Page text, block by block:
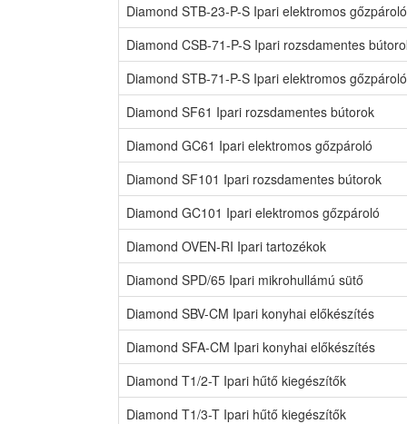
Diamond STB-23-P-S Ipari elektromos gőzpároló
Diamond CSB-71-P-S Ipari rozsdamentes
Diamond STB-71-P-S Ipari elektromos gőzpároló
Diamond SF61 Ipari rozsdamentes bútorok
Diamond GC61 Ipari elektromos gőzpároló
Diamond SF101 Ipari rozsdamentes bútorok
Diamond GC101 Ipari elektromos gőzpároló
Diamond OVEN-RI Ipari tartozékok
Diamond SPD/65 Ipari mikrohullámú sütő
Diamond SBV-CM Ipari konyhai előkészítés
Diamond SFA-CM Ipari konyhai előkészítés
Diamond T1/2-T Ipari hűtő kiegészítők
Diamond T1/3-T Ipari hűtő kiegészítők